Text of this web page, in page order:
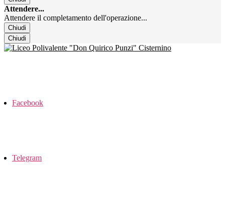
Attendere...
Attendere il completamento dell'operazione...
Chiudi
Chiudi
Facebook
Telegram